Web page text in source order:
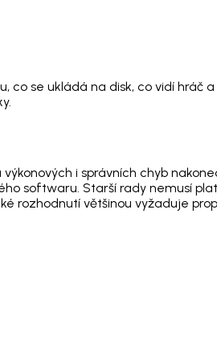
se ukládá na disk, co vidí
i správních chyb
softwaru. Starší rady nemusí
rozhodnutí většinou vyžaduje